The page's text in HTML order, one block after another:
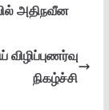
அதிநவீன
நிகழ்ச்சி